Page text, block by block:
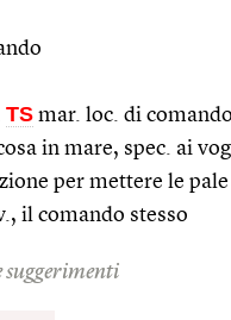
TS mar. loc. di
in mare, spec. ai
per mettere le
il comando stesso
suggerimenti